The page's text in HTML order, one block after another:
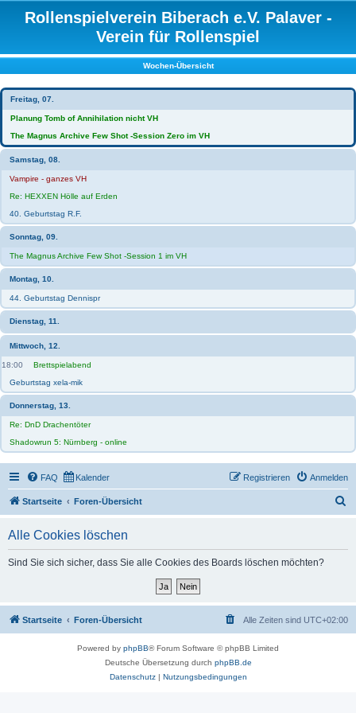
Rollenspielverein Biberach e.V. Palaver -
Verein für Rollenspiel
Wochen-Übersicht
Freitag, 07.
Planung Tomb of Annihilation nicht VH
The Magnus Archive Few Shot -Session Zero im VH
Samstag, 08.
Vampire - ganzes VH
Re: HEXXEN Hölle auf Erden
40. Geburtstag R.F.
Sonntag, 09.
The Magnus Archive Few Shot -Session 1 im VH
Montag, 10.
44. Geburtstag Dennispr
Dienstag, 11.
Mittwoch, 12.
18:00
Brettspielabend
Geburtstag xela-mik
Donnerstag, 13.
Re: DnD Drachentöter
Shadowrun 5: Nürnberg - online
FAQ Kalender Anmelden
Registrieren
Startseite Foren-Übersicht
Alle Cookies löschen
Sind Sie sich sicher, dass Sie alle Cookies des Boards löschen möchten?
Startseite Foren-Übersicht Alle Zeiten sind UTC+02:00
Powered by phpBB® Forum Software © phpBB Limited
Deutsche Übersetzung durch phpBB.de
Datenschutz| Nutzungsbedingungen